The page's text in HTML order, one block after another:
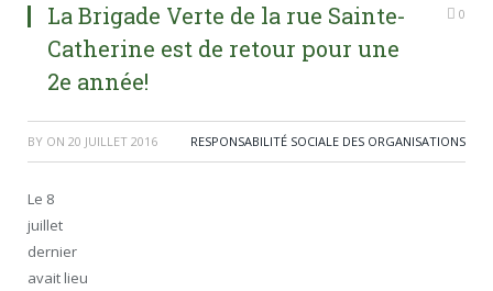
La Brigade Verte de la rue Sainte-
Catherine est de retour pour une
2e année!
0
BY ON 20 JUILLET 2016 RESPONSABILITÉ SOCIALE DES ORGANISATIONS
Le 8
juillet
dernier
avait lieu